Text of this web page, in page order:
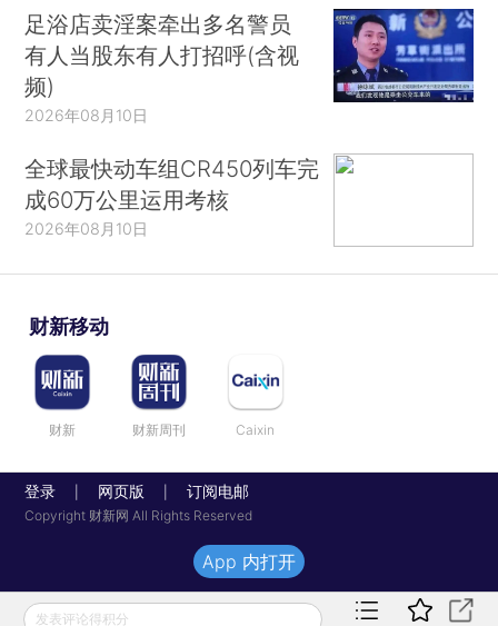
足浴店卖淫案牵出多名警员
有人当股东有人打招呼(含视
频)
2026年08月10日
全球最快动车组CR450列车完
成60万公里运用考核
2026年08月10日
财新移动
财新 财新周刊 Caixin
登录 网页版 订阅电邮
Copyright 财新网 All Rights Reserved
发表评论得积分
App 内打开